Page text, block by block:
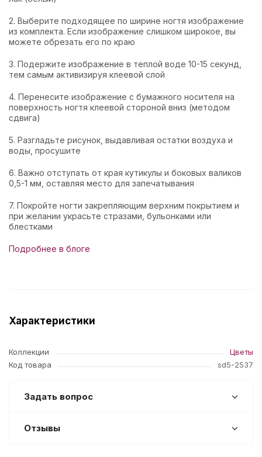
2. Выберите подходящее по ширине ногтя изображение
из комплекта. Если изображение слишком широкое, вы
можете обрезать его по краю
3. Подержите изображение в теплой воде 10-15 секунд,
тем самым активизируя клеевой слой
4. Перенесите изображение с бумажного носителя на
поверхность ногтя клеевой стороной вниз (методом
сдвига)
5. Разгладьте рисунок, выдавливая остатки воздуха и
воды, просушите
6. Важно отступать от края кутикулы и боковых валиков
0,5-1 мм, оставляя место для запечатывания
7. Покройте ногти закрепляющим верхним покрытием и
при желании украсьте стразами, бульонками или
блестками
Подробнее в блоге
Характеристики
Коллекции
Цветы
Код товара
sd5-2537
Задать вопрос
Отзывы